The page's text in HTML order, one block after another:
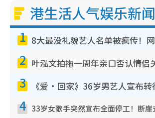
港生活人气娱乐新闻
1
2
3
4